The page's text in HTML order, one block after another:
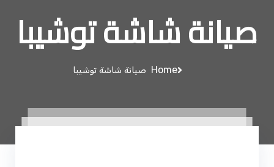
صيانة شاشة توشيبا
Home صيانة شاشة توشيبا